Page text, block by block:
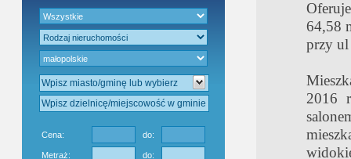
Cena: do:
Metraż: do:
64,58
przy ul
2016